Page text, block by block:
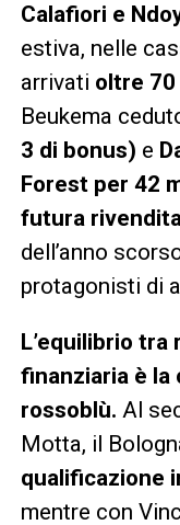
Calafiori e
estiva, nelle
arrivati oltre
Beukema
3 di bonus) e
Forest per 42
futura rivendita
dell’anno
protagonisti di
L’equilibrio
finanziaria è la
rossoblù. Al
Motta, il
qualificazione
mentre con